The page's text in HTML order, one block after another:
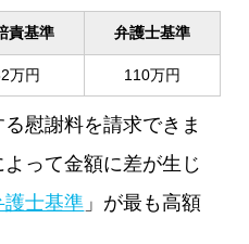
責基準 弁護士基準
万円 110万円
慰謝料を請求できま
って金額に差が生じ
護士基準 」が最も高額